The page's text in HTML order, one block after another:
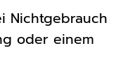
Nichtgebrauch
oder einem